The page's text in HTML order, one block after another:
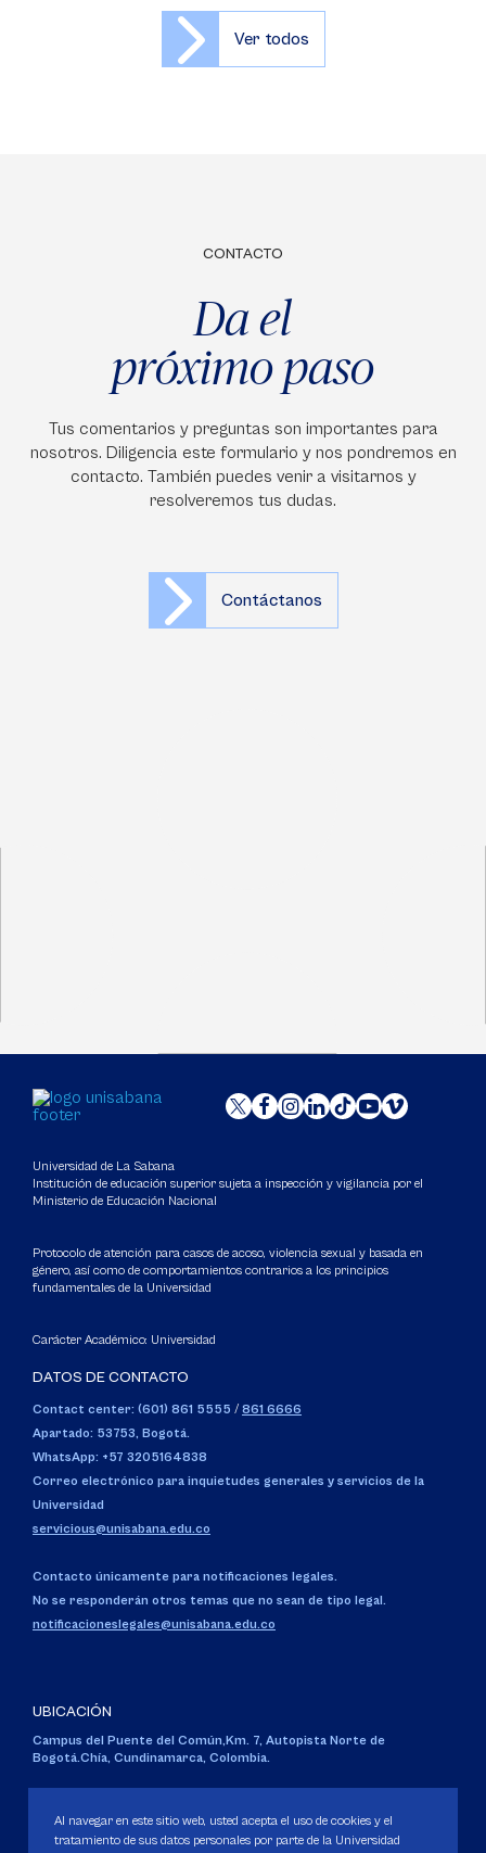
Ver todos
CONTACTO
Da el
próximo paso
Tus comentarios y preguntas son importantes para
nosotros. Diligencia este formulario y nos pondremos en
contacto. También puedes venir a visitarnos y
resolveremos tus dudas.
Contáctanos
Universidad de La Sabana
Institución de educación superior sujeta a inspección y vigilancia por el
Ministerio de Educación Nacional
Protocolo de atención para casos de acoso, violencia sexual y basada en
género, así como de comportamientos contrarios a los principios
fundamentales de la Universidad
Carácter Académico: Universidad
DATOS DE CONTACTO
Contact center: (601) 861 5555 / 861 6666
Apartado: 53753, Bogotá.
WhatsApp: +57 3205164838
Correo electrónico para inquietudes generales y servicios de la
Universidad
servicious@unisabana.edu.co
Contacto únicamente para notificaciones legales.
No se responderán otros temas que no sean de tipo legal.
notificacioneslegales@unisabana.edu.co
UBICACIÓN
Campus del Puente del Común,Km. 7, Autopista Norte de
Bogotá.Chía, Cundinamarca, Colombia.
Personería Jurídica:Resolución 130 del 14 de enero de 1980.
Ministerio de Educación Nacional.
Al navegar en este sitio web, usted acepta el uso de cookies y el
tratamiento de sus datos personales por parte de la Universidad